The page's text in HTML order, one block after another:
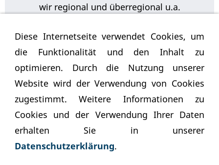
wir regional und überregional u.a.
oderWismartätig!
Besuchen Sie uns auf Instagram
… und bleiben Sie auf dem Laufenden!
Diese Internetseite verwendet Cookies, um
die Funktionalität und den Inhalt zu
optimieren. Durch die Nutzung unserer
Website wird der Verwendung von Cookies
zugestimmt. Weitere Informationen zu
Cookies und der Verwendung Ihrer Daten
erhalten Sie in unserer
Datenschutzerklärung.